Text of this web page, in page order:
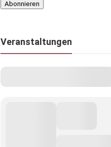
Veranstaltungen